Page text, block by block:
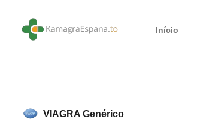
Início
VIAGRA Genérico